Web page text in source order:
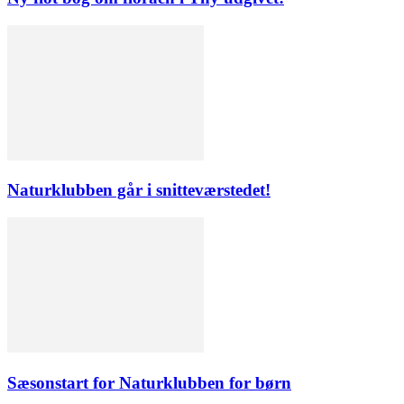
Naturklubben går i snitteværstedet!
Sæsonstart for Naturklubben for børn